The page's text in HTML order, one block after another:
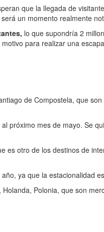
que la llegada de
un momento realmente
lo que supondría 2
para realizar una
de Compostela, que
próximo mes de mayo. Se
es otro de los destinos de
ya que la estacionalidad
Polonia, que son